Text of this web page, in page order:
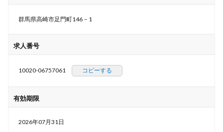
群馬県高崎市足門町146－1
求人番号
10020-06757061 コピーする
有効期限
2026年07月31日